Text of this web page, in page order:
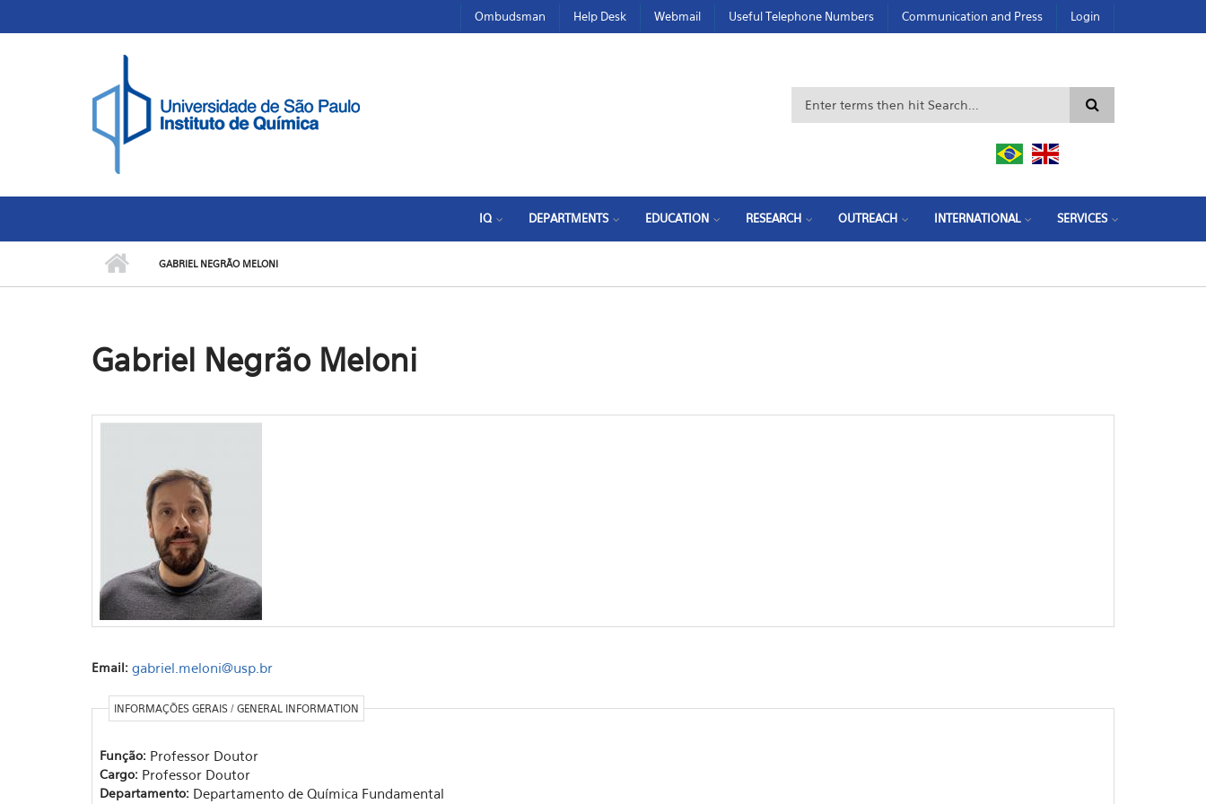
Ombudsman Help Desk Webmail Useful Telephone Numbers Communication and Press Login
Search form
IQ DEPARTMENTS EDUCATION RESEARCH OUTREACH INTERNATIONAL SERVICES
GABRIEL NEGRÃO MELONI
Gabriel Negrão Meloni
Email: gabriel.meloni@usp.br
INFORMAÇÕES GERAIS / GENERAL INFORMATION
Função: Professor Doutor
Cargo: Professor Doutor
Departamento: Departamento de Química Fundamental